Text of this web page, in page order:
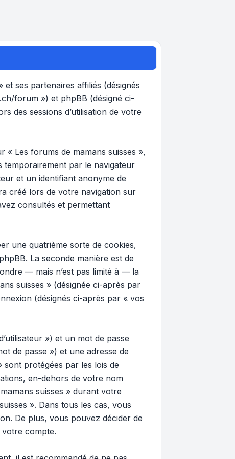
ses partenaires affiliés (désignés
forum ») et phpBB (désigné ci-
des sessions d’utilisation de votre
« Les forums de mamans suisses »,
temporairement par le navigateur
et un identifiant anonyme de
créé lors de votre navigation sur
consultés et permettant
une quatrième sorte de cookies,
La seconde manière est de
— mais n’est pas limité à — la
suisses » (désignée ci-après par
(désignés ci-après par « vos
») et un mot de passe
de passe ») et une adresse de
protégées par les lois de
en-dehors de votre nom
suisses » durant votre
». Dans tous les cas, vous
De plus, vous pouvez décider de
compte.